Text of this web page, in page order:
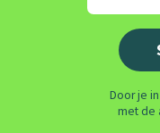
Door je
met de